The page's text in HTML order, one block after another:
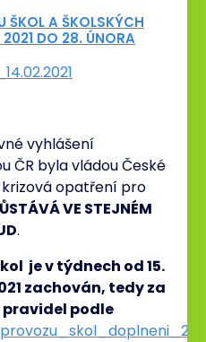
ŠKOL A ŠKOLSKÝCH
2021 DO 28. ÚNORA
vyhlášení
ČR byla vládou České
opatření pro
VE STEJNÉM
.
je v týdnech od 15.
zachován, tedy za
podle